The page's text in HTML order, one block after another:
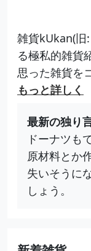
雑貨kUkan(旧
る極私的雑貨
思った雑貨を
もっと詳しく
最新の独り
ドーナツも
原材料とか
失いそうに
しょう。